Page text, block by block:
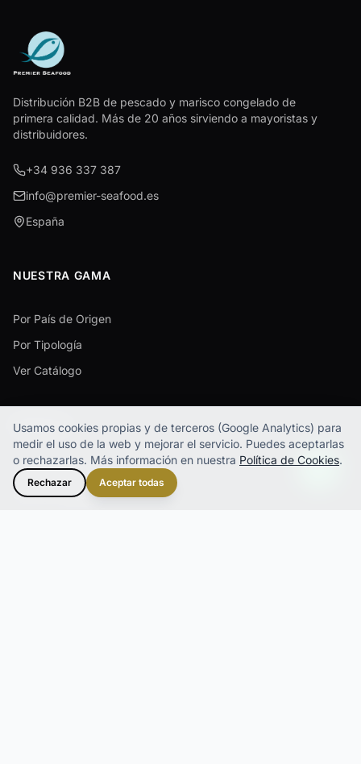
Distribución B2B de pescado y marisco congelado de
primera calidad. Más de 20 años sirviendo a mayoristas y
distribuidores.
+34 936 337 387
info@premier-seafood.es
España
NUESTRA GAMA
Por País de Origen
Por Tipología
Ver Catálogo
EMPRESA
Sobre Nosotros
Cómo Trabajamos
Usamos cookies propias y de terceros (Google Analytics) para
medir el uso de la web y mejorar el servicio. Puedes aceptarlas
o rechazarlas. Más información en nuestra Política de Cookies.
Rechazar Aceptar todas